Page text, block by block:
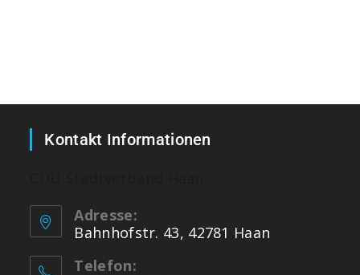
Kontakt Informationen
Adresse:
Bahnhofstr. 43, 42781 Haan
Telefon: